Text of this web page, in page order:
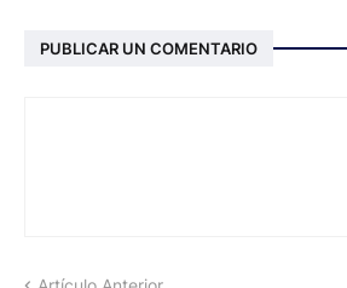
PUBLICAR UN COMENTARIO